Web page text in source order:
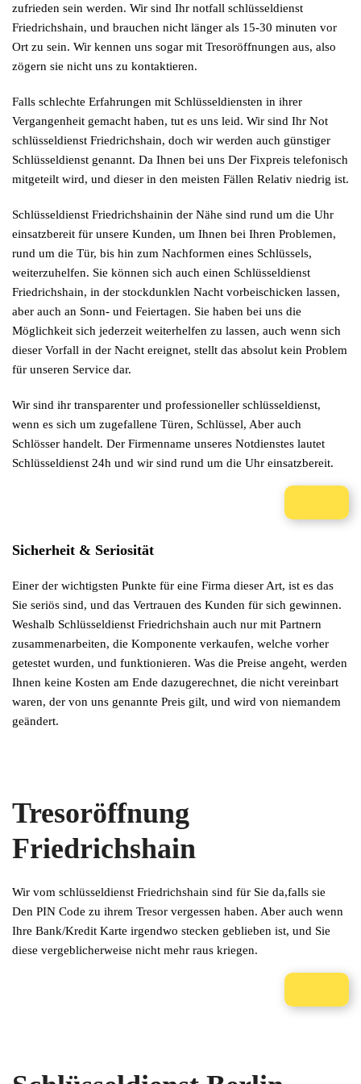
zufrieden sein werden. Wir sind Ihr notfall schlüsseldienst
Friedrichshain, und brauchen nicht länger als 15-30 minuten vor
Ort zu sein. Wir kennen uns sogar mit Tresoröffnungen aus, also
zögern sie nicht uns zu kontaktieren.
Falls schlechte Erfahrungen mit Schlüsseldiensten in ihrer
Vergangenheit gemacht haben, tut es uns leid. Wir sind Ihr Not
schlüsseldienst Friedrichshain, doch wir werden auch günstiger
Schlüsseldienst genannt. Da Ihnen bei uns Der Fixpreis telefonisch
mitgeteilt wird, und dieser in den meisten Fällen Relativ niedrig ist.
Schlüsseldienst Friedrichshainin der Nähe sind rund um die Uhr
einsatzbereit für unsere Kunden, um Ihnen bei Ihren Problemen,
rund um die Tür, bis hin zum Nachformen eines Schlüssels,
weiterzuhelfen. Sie können sich auch einen Schlüsseldienst
Friedrichshain, in der stockdunklen Nacht vorbeischicken lassen,
aber auch an Sonn- und Feiertagen. Sie haben bei uns die
Möglichkeit sich jederzeit weiterhelfen zu lassen, auch wenn sich
dieser Vorfall in der Nacht ereignet, stellt das absolut kein Problem
für unseren Service dar.
Wir sind ihr transparenter und professioneller schlüsseldienst,
wenn es sich um zugefallene Türen, Schlüssel, Aber auch
Schlösser handelt. Der Firmenname unseres Notdienstes lautet
Schlüsseldienst 24h und wir sind rund um die Uhr einsatzbereit.
Sicherheit & Seriosität
Einer der wichtigsten Punkte für eine Firma dieser Art, ist es das
Sie seriös sind, und das Vertrauen des Kunden für sich gewinnen.
Weshalb Schlüsseldienst Friedrichshain auch nur mit Partnern
zusammenarbeiten, die Komponente verkaufen, welche vorher
getestet wurden, und funktionieren. Was die Preise angeht, werden
Ihnen keine Kosten am Ende dazugerechnet, die nicht vereinbart
waren, der von uns genannte Preis gilt, und wird von niemandem
geändert.
Tresoröffnung
Friedrichshain
Wir vom schlüsseldienst Friedrichshain sind für Sie da,falls sie
Den PIN Code zu ihrem Tresor vergessen haben. Aber auch wenn
Ihre Bank/Kredit Karte irgendwo stecken geblieben ist, und Sie
diese vergeblicherweise nicht mehr raus kriegen.